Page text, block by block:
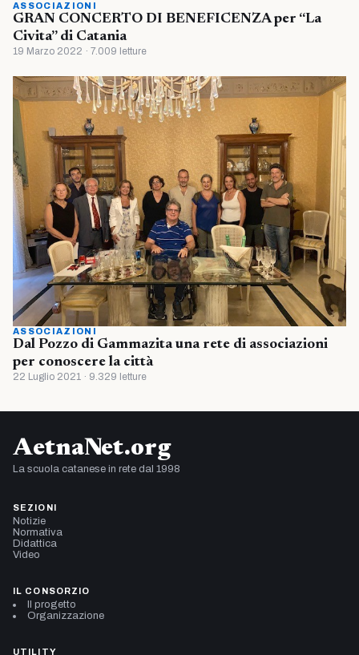
ASSOCIAZIONI
GRAN CONCERTO DI BENEFICENZA per “La
Civita” di Catania
19 Marzo 2022 · 7.009 letture
ASSOCIAZIONI
Dal Pozzo di Gammazita una rete di associazioni
per conoscere la città
22 Luglio 2021 · 9.329 letture
AetnaNet.org
La scuola catanese in rete dal 1998
SEZIONI
Notizie
Normativa
Didattica
Video
IL CONSORZIO
Il progetto
Organizzazione
UTILITY